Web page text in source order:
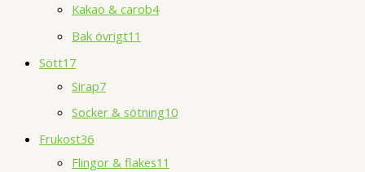
Kakao & carob4
Bak övrigt11
Sött17
Sirap7
Socker & sötning10
Frukost36
Flingor & flakes11